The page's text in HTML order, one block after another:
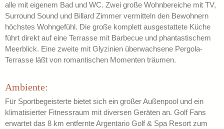
alle mit eigenem Bad und WC. Zwei große Wohnbereiche mit TV,
Surround Sound und Billard Zimmer vermitteln den Bewohnern
höchstes Wohngefühl. Die große komplett ausgestattete Küche
führt direkt auf eine Terrasse mit Barbecue und phantastischem
Meerblick. Eine zweite mit Glyzinien überwachsene Pergola-
Terrasse läßt von romantischen Momenten träumen.
Ambiente:
Für Sportbegeisterte bietet sich ein großer Außenpool und ein
klimatisierter Fitnessraum mit diversen Geräten an. Golf Fans
erwartet das 8 km entfernte Argentario Golf & Spa Resort zum